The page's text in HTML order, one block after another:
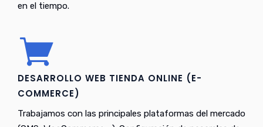
en el tiempo.
DESARROLLO WEB TIENDA ONLINE (E-
COMMERCE)
Trabajamos con las principales plataformas del mercado